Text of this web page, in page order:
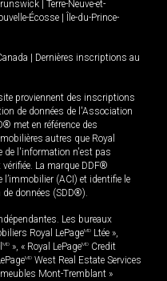
Terre-Neuve-et-
Écosse
Île-du-Prince-
Dernières inscriptions au
proviennent des inscriptions
de données de l'Association
met en référence des
autres que Royal
de l'information n'est pas
La marque DDF®
(ACI) et identifie le
données (SDD®).
Les bureaux
Royal LePageMD Ltée »,
MD », « Royal LePageMD Credit
MD West Real Estate Services
Mont-Tremblant »